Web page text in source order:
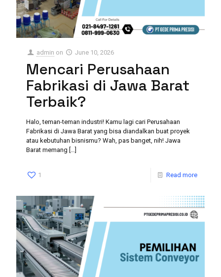
admin on June 10, 2026
Mencari Perusahaan
Fabrikasi di Jawa Barat
Terbaik?
Halo, teman-teman industri! Kamu lagi cari Perusahaan
Fabrikasi di Jawa Barat yang bisa diandalkan buat proyek
atau kebutuhan bisnismu? Wah, pas banget, nih! Jawa
Barat memang […]
1 Read more